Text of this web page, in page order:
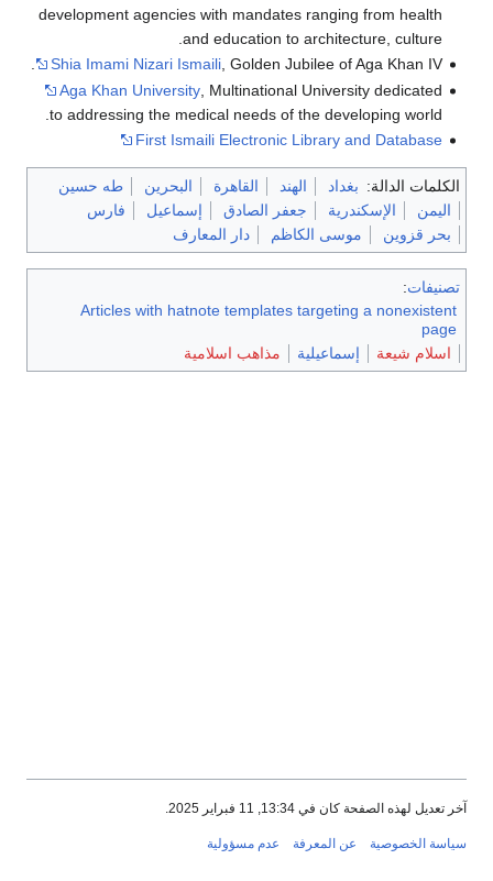
development agencies with mandates ranging from health
and education to architecture, culture.
Shia Imami Nizari Ismaili, Golden Jubilee of Aga Khan IV.
Aga Khan University, Multinational University dedicated
to addressing the medical needs of the developing world.
First Ismaili Electronic Library and Database
الكلمات الدالة: بغداد الهند القاهرة البحرين
طه حسين
اليمن
الإسكندرية جعفر الصادق إسماعيل
فارس
بحر قزوين
موسى الكاظم دار المعارف
تصنيفات:
Articles with hatnote templates targeting a nonexistent
page
اسلام شيعة
إسماعيلية مذاهب اسلامية
آخر تعديل لهذه الصفحة كان في 13:34, 11 فبراير 2025.
سياسة الخصوصية عن المعرفة عدم مسؤولية